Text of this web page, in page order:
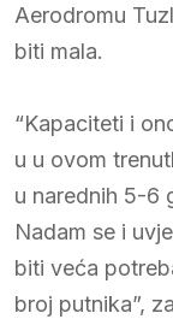
Aerodromu
biti mala.
“Kapaciteti i
u u ovom
u narednih 5-6
Nadam se i
biti veća
broj putnika”,